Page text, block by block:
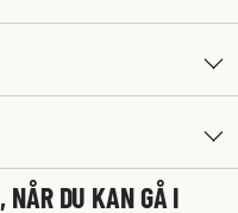
NÅR DU KAN GÅ I